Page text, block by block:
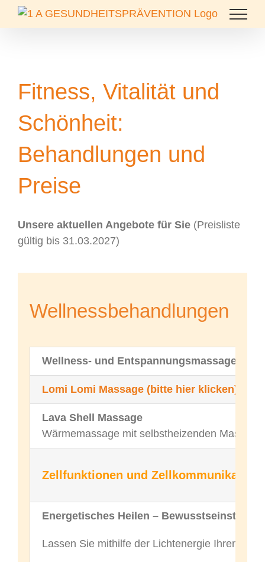
Zum
Fitness, Vitalität und
Schönheit:
Behandlungen und
Preise
Unsere aktuellen Angebote für Sie (Preisliste
gültig bis 31.03.2027)
Wellnessbehandlungen
Wellness- und Entspannungsmassage
Lomi Lomi Massage (bitte hier klicken)
Lava Shell Massage
Wärmemassage mit selbstheizenden
Zellfunktionen und Zellkommunikation
Energetisches Heilen –
Lassen Sie mithilfe der Lichtenergie Ihren